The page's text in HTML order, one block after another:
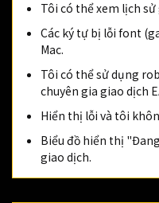
Tôi có thể xem lịch
Các ký tự bị lỗi font
Mac.
Tôi có thể sử dụng
chuyên gia giao dịch
Hiển thị lỗi và tôi
Biểu đồ hiển thị
giao dịch.